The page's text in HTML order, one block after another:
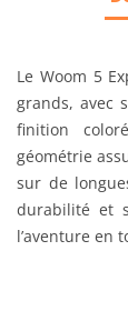
Le Woom 5
grands, avec
finition
géométrie
sur de
durabilité et
l’aventure en